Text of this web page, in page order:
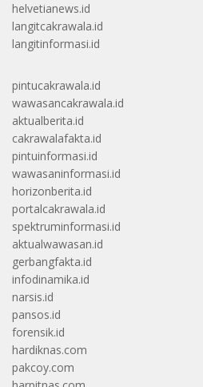
helvetianews.id
langitcakrawala.id
langitinformasi.id
pintucakrawala.id
wawasancakrawala.id
aktualberita.id
cakrawalafakta.id
pintuinformasi.id
wawasaninformasi.id
horizonberita.id
portalcakrawala.id
spektruminformasi.id
aktualwawasan.id
gerbangfakta.id
infodinamika.id
narsis.id
pansos.id
forensik.id
hardiknas.com
pakcoy.com